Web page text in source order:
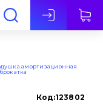
амортизационная
Код:123802